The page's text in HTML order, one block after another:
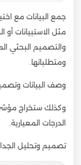
جمع البيانات مع
مثل الاستبيانات أو
والتصميم البحثي
ومتطلباتها.
وصف البيانات
وكذلك ستخراج
الدرجات المعيارية.
تصميم وتحليل